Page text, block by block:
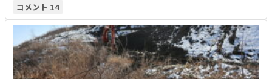
14